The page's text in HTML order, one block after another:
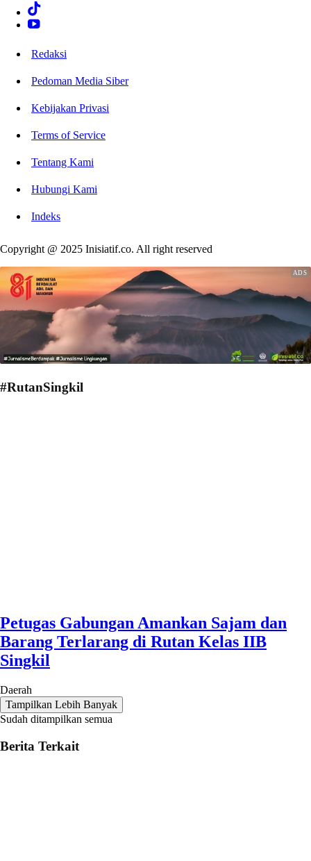
Redaksi
Pedoman Media Siber
Kebijakan Privasi
Terms of Service
Tentang Kami
Hubungi Kami
Indeks
Copyright @ 2025 Inisiatif.co. All right reserved
#RutanSingkil
Petugas Gabungan Amankan Sajam dan
Barang Terlarang di Rutan Kelas IIB
Singkil
Daerah
Tampilkan Lebih Banyak
Sudah ditampilkan semua
Berita Terkait